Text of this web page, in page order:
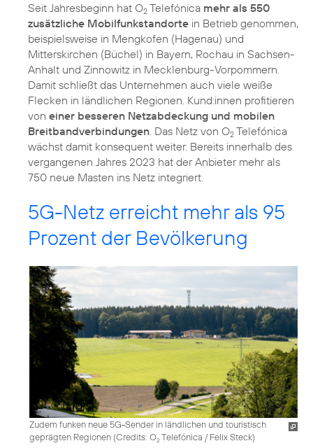
Seit Jahresbeginn hat O2 Telefónica mehr als 550
zusätzliche Mobilfunkstandorte in Betrieb genommen,
beispielsweise in Mengkofen (Hagenau) und
Mitterskirchen (Büchel) in Bayern, Rochau in Sachsen-
Anhalt und Zinnowitz in Mecklenburg-Vorpommern.
Damit schließt das Unternehmen auch viele weiße
Flecken in ländlichen Regionen. Kund:innen profitieren
von einer besseren Netzabdeckung und mobilen
Breitbandverbindungen. Das Netz von O2 Telefónica
wächst damit konsequent weiter. Bereits innerhalb des
vergangenen Jahres 2023 hat der Anbieter mehr als
750 neue Masten ins Netz integriert.
5G-Netz erreicht mehr als 95
Prozent der Bevölkerung
Zudem funken neue 5G-Sender in ländlichen und touristisch
geprägten Regionen (Credits: O2Telefónica / Felix Steck)